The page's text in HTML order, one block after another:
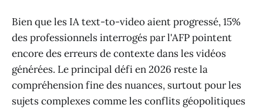
Bien que les IA text-to-video aient progressé, 15%
des professionnels interrogés par l'AFP pointent
encore des erreurs de contexte dans les vidéos
générées. Le principal défi en 2026 reste la
compréhension fine des nuances, surtout pour les
sujets complexes comme les conflits géopolitiques